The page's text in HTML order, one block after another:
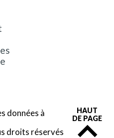
données à
droits réservés
HAUT
DE PAGE